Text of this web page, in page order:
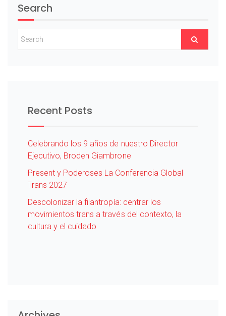
Search
Recent Posts
Celebrando los 9 años de nuestro Director
Ejecutivo, Broden Giambrone
Present y Poderoses La Conferencia Global
Trans 2027
Descolonizar la filantropía: centrar los
movimientos trans a través del contexto, la
cultura y el cuidado